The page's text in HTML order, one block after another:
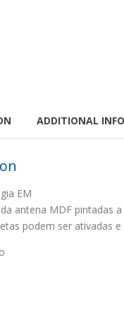
ADDITIONAL
EM
antena MDF pintadas a
podem ser ativadas e